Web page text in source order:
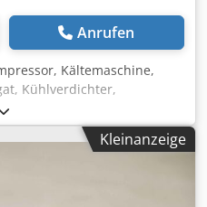
Anrufen
Kältemaschine,
Kühlverdichter,
Cedpfenymglox Ak
wie besichtigt -Rohrleitung:
Danfoss,
Kompressor: Typ 2515 -
Hz -Abmessungen:
Kleinanzeige